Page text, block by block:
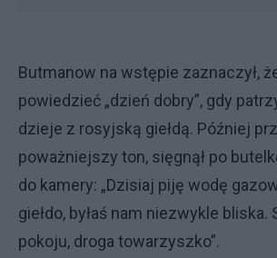
Butmanow na wstępie zaznaczył,
powiedzieć „dzień dobry”, gdy
dzieje z rosyjską giełdą. Później
poważniejszy ton, sięgnął po
do kamery: „Dzisiaj piję wodę
giełdo, byłaś nam niezwykle
pokoju, droga towarzyszko”.